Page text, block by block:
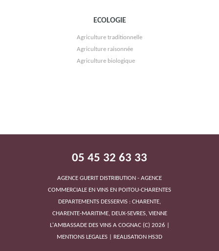
CAVE DE TAVEL
CAVE GRAND LISTRAC
LES 2 FRÉROTS
ECOLOGIE
Agriculture traditionnelle
Agriculture raisonnée
Agriculture biologique
05 45 32 63 33
AGENCE GUERIT DISTRIBUTION - AGENCE
COMMERCIALE EN VINS EN POITOU-CHARENTES
DEPARTEMENTS DESSERVIS : CHARENTE,
CHARENTE-MARITIME, DEUX-SEVRES, VIENNE
L'AMBASSADE DES VINS A COGNAC(C) 2026
MENTIONS LEGALES
REALISATION HS3D